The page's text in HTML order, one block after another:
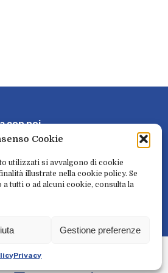
Cookie
utilizzati si avvalgono di cookie
illustrate nella cookie policy. Se
tutti o ad alcuni cookie, consulta la
Gestione preferenze
Privacy
connoi
aeritira